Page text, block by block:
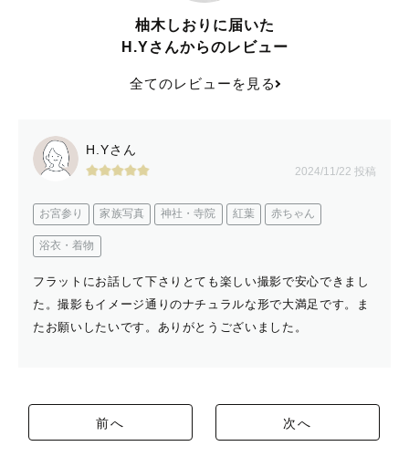
柚木しおりに届いた
H.Yさんからのレビュー
全てのレビューを見る
H.Yさん
2024/11/22 投稿
お宮参り 家族写真 神社・寺院 紅葉 赤ちゃん
浴衣・着物
フラットにお話して下さりとても楽しい撮影で安心できまし
た。撮影もイメージ通りのナチュラルな形で大満足です。ま
たお願いしたいです。ありがとうございました。
前へ 次へ